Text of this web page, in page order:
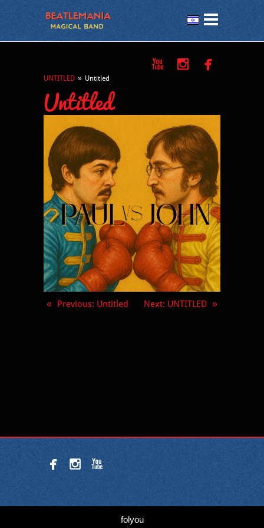



UNTITLED » Untitled
Untitled
« Previous: Untitled Next: UNTITLED »
  
folyou